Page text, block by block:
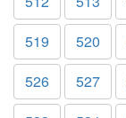
519
520
526
527